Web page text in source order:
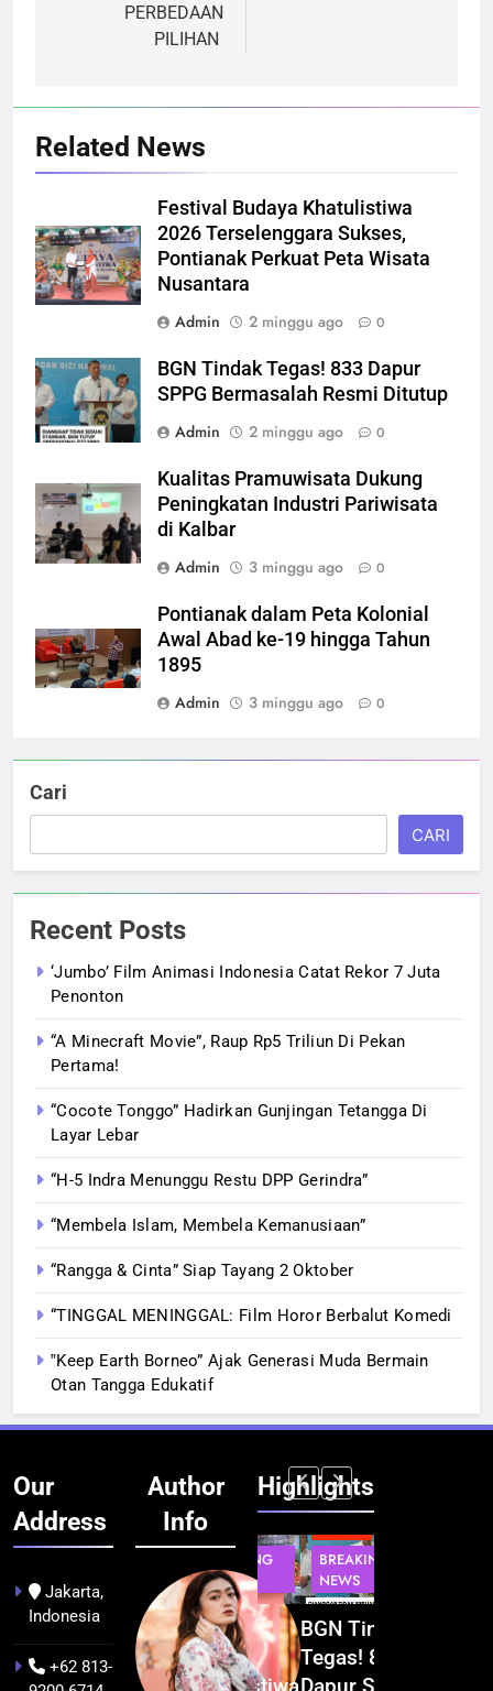
PERBEDAAN
PILIHAN
Related News
Festival Budaya Khatulistiwa
2026 Terselenggara Sukses,
Pontianak Perkuat Peta Wisata
Nusantara
Admin
2 minggu ago 0
BGN Tindak Tegas! 833 Dapur
SPPG Bermasalah Resmi Ditutup
Admin
2 minggu ago 0
Kualitas Pramuwisata Dukung
Peningkatan Industri Pariwisata
di Kalbar
Admin
3 minggu ago 0
Pontianak dalam Peta Kolonial
Awal Abad ke-19 hingga Tahun
1895
Admin
3 minggu ago 0
Cari
CARI
Recent Posts
‘Jumbo’ Film Animasi Indonesia Catat Rekor 7 Juta
Penonton
“A Minecraft Movie”, Raup Rp5 Triliun Di Pekan
Pertama!
“Cocote Tonggo” Hadirkan Gunjingan Tetangga Di
Layar Lebar
“H-5 Indra Menunggu Restu DPP Gerindra”
“Membela Islam, Membela Kemanusiaan”
“Rangga & Cinta” Siap Tayang 2 Oktober
“TINGGAL MENINGGAL: Film Horor Berbalut Komedi
‟Keep Earth Borneo” Ajak Generasi Muda Bermain
Otan Tangga Edukatif
Our
Address
Jakarta,
Indonesia
+62 813-
Author
Info
Highlights
INFRASTRUKTUR
TEKNOLOGI
Indonesia
Resmi
BERITA
NEWS
Festival
Budaya
BREAKING
NEWS
BGN Tindak
Tegas! 833